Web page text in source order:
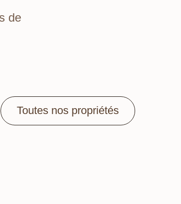
de
Toutes nos propriétés